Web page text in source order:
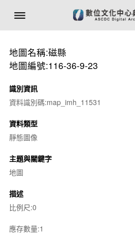
地圖名稱:磁縣
地圖編號:116-36-9-23
識別資訊
資料識別碼:map_imh_11531
資料類型
靜態圖像
主題與關鍵字
地圖
描述
比例尺:0
應存數量:1